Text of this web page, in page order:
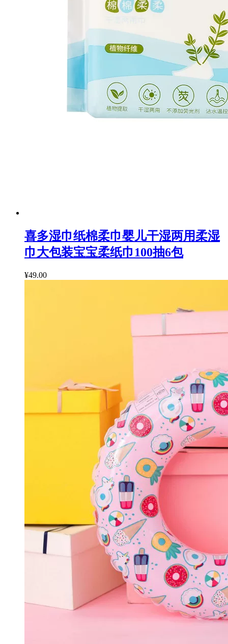
喜多湿巾纸棉柔巾婴儿干湿两用柔湿
巾大包装宝宝柔纸巾100抽6包
¥49.00